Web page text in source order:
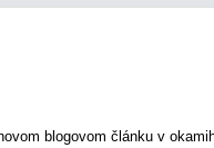
blogovom článku v